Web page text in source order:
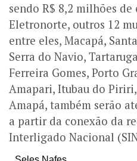
sendo R$ 8,2 milhões
Eletronorte, outros 12
entre eles, Macapá,
Serra do Navio,
Ferreira Gomes, Porto
Amapari, Itubau do
Amapá, também serão
a partir da conexão da
Interligado Nacional